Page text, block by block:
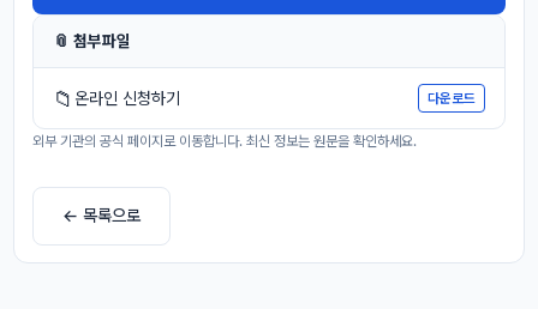
📎 첨부파일
📁 온라인 신청하기 다운로드
외부 기관의 공식 페이지로 이동합니다. 최신 정보는 원문을 확인하세요.
← 목록으로